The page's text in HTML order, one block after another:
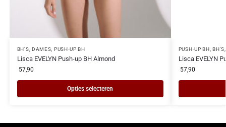
BH'S DAMES PUSH-UP BH
Lisca EVELYN Push-up BH Almond
57,90
Opties selecteren
PUSH-UP BH ,BH'S
Lisca EVELYN
57,90